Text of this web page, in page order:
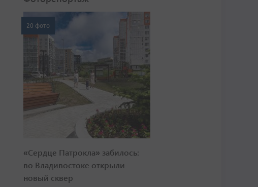
20 фото
«Сердце Патрокла» забилось:
во Владивостоке открыли
новый сквер